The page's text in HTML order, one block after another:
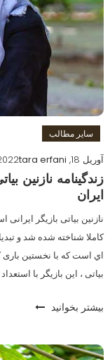
سایر مطالب
آوریل 18, 2022
tara erfani
زندگینامه نازنین
ایران
نازنین بیاتی بازیگر
کاملا شناخته شده شد و
اي است که با نخستین باری
بیاتی ، این بازیگر با
بیشتر بخوانید